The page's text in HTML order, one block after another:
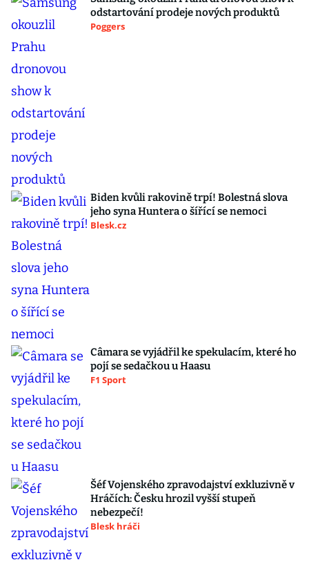
odstartování prodeje nových produktů
Poggers
Biden kvůli rakovině trpí! Bolestná slova
jeho syna Huntera o šířící se nemoci
Blesk.cz
Câmara se vyjádřil ke spekulacím, které ho
pojí se sedačkou u Haasu
F1 Sport
Šéf Vojenského zpravodajství exkluzivně v
Hráčích: Česku hrozil vyšší stupeň
nebezpečí!
Blesk hráči